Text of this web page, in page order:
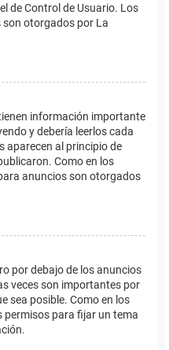
de Control de Usuario. Los
otorgados por La
información importante
y debería leerlos cada
aparecen al principio de
Como en los
anuncios son otorgados
por debajo de los anuncios
veces son importantes por
sea posible. Como en los
permisos para fijar un tema